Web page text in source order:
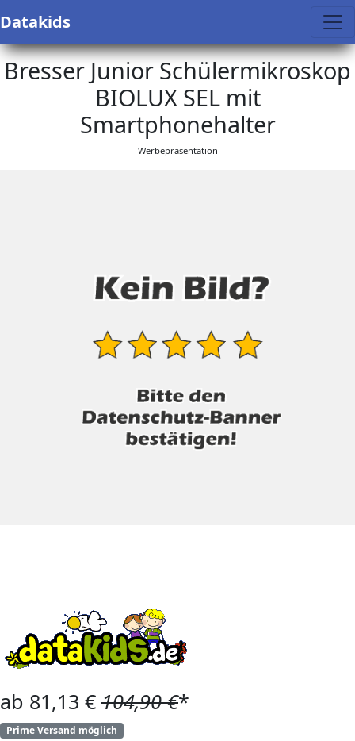
Datakids
Bresser Junior Schülermikroskop
BIOLUX SEL mit
Smartphonehalter
Werbepräsentation
ab 81,13 € 104,90 €*
Prime Versand möglich